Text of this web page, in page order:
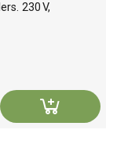
230 V,